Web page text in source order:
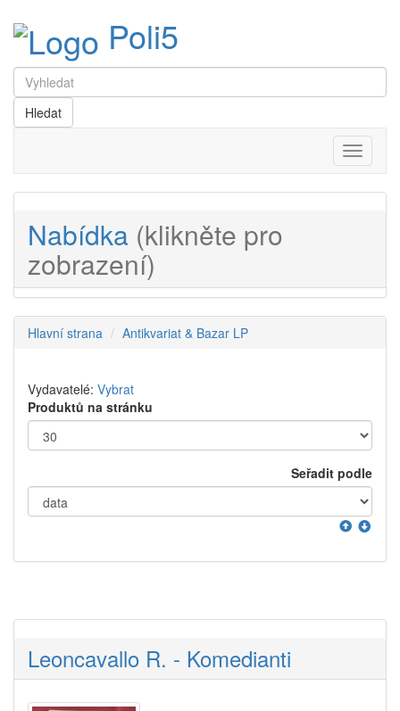
Poli5
Menu
Nabídka (klikněte pro
zobrazení)
Hlavní strana Antikvariat & Bazar LP
Vydavatelé: Vybrat
Produktů na stránku
Seřadit podle
Leoncavallo R. - Komedianti